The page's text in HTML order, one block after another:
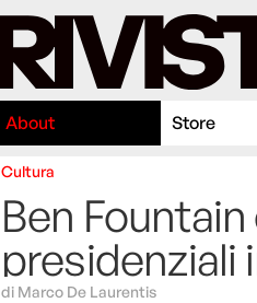
About Store
Cultura
Ben
presidenziali
di Marco De Laurentis